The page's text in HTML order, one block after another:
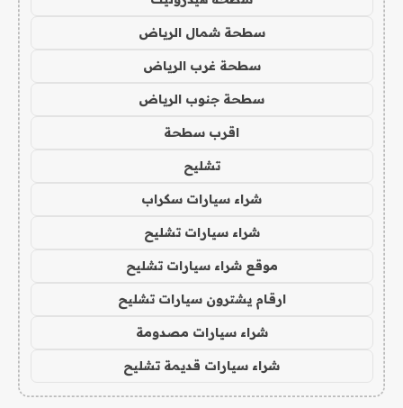
سطحة شمال الرياض
سطحة غرب الرياض
سطحة جنوب الرياض
اقرب سطحة
تشليح
شراء سيارات سكراب
شراء سيارات تشليح
موقع شراء سيارات تشليح
ارقام يشترون سيارات تشليح
شراء سيارات مصدومة
شراء سيارات قديمة تشليح